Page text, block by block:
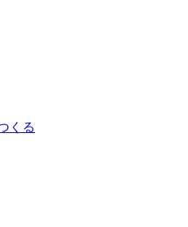
くる